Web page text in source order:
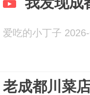
爱吃的小丁子
老成都川菜